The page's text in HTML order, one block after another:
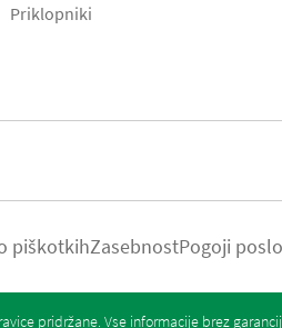
Priklopniki
piškotkihZasebnostPogoji
pridržane. Vse informacije brez